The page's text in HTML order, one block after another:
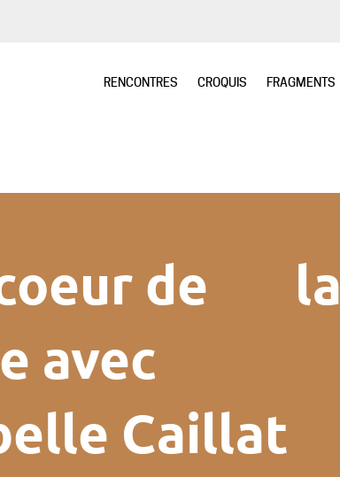
RENCONTRES CROQUIS FRAGMENTS
de la
avec
Caillat